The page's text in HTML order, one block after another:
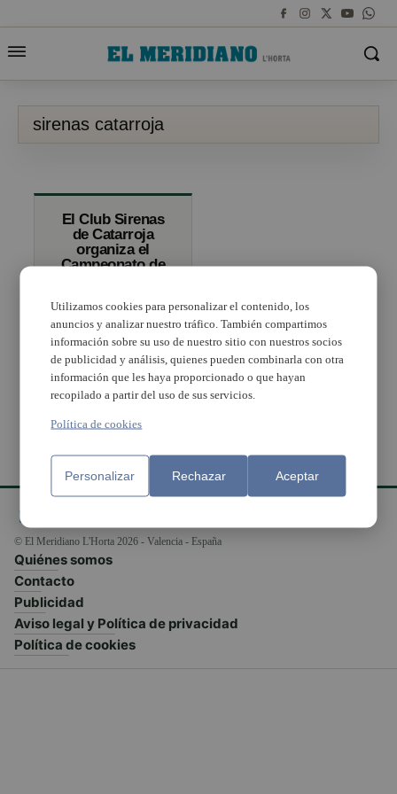
sirenas catarroja
El Club Sirenas
de Catarroja
organiza el
Campeonato de
Socorrismo de
las categorías
alevín y
benjamín
© El Meridiano L'Horta 2026 - Valencia - España
Quiénes somos
Contacto
Publicidad
Aviso legal y Política de privacidad
Política de cookies
Utilizamos cookies para personalizar el contenido, los
anuncios y analizar nuestro tráfico. También compartimos
información sobre su uso de nuestro sitio con nuestros socios
de publicidad y análisis, quienes pueden combinarla con otra
información que les haya proporcionado o que hayan
recopilado a partir del uso de sus servicios.
Política de cookies
Personalizar Rechazar Aceptar